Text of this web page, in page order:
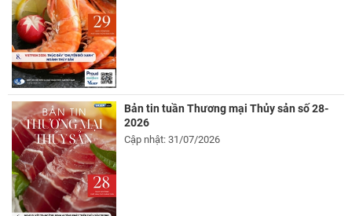
Bản tin tuần Thương mại Thủy sản số 28-
2026
Cập nhật: 31/07/2026